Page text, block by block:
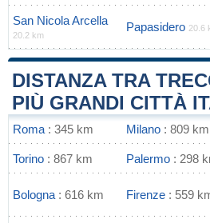
San Nicola Arcella
20.2 km
Papasidero 20.6
DISTANZA TRA
PIÙ GRANDI CITTÀ
Roma : 345 km Milano : 809 km
Torino : 867 km Palermo : 298
Bologna : 616 km Firenze : 559